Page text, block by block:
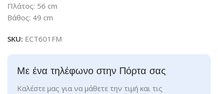
Πλάτος: 56 cm
Βάθος: 49 cm
SKU: ECT601FM
Με ένα τηλέφωνο στην Πόρτα σας
Καλέστε μας για να μάθετε την τιμή και τις